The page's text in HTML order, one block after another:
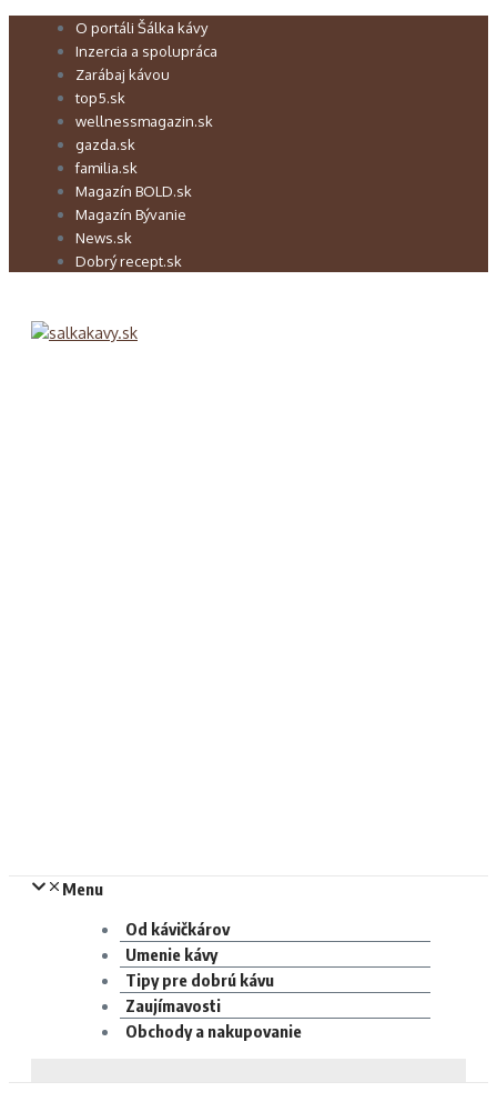
Preskočiť O portáli Šálka kávy
Inzercia a spolupráca
Zarábaj kávou
top5.sk
wellnessmagazin.sk
gazda.sk
familia.sk
Magazín BOLD.sk
Magazín Bývanie
News.sk
Dobrý recept.sk
Menu
Od kávičkárov
Umenie kávy
Tipy pre dobrú kávu
Zaujímavosti
Obchody a nakupovanie